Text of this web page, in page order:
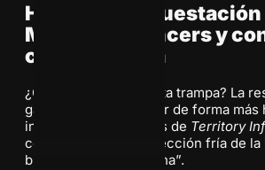
Hacia una
Micro-influencers y
con sustancia
¿Cómo escapar de esta trampa? La
gastar más, sino gastar de forma más
informe de tendencias de Territory
coincide: ante la perfección fría de la
busca “fricción humana”.